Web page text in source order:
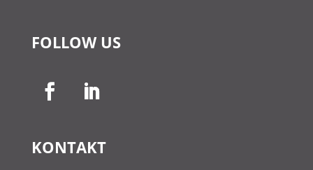
FOLLOW US
KONTAKT